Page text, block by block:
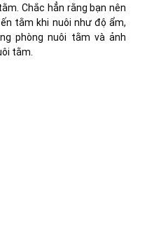
Chắc hẳn rằng bạn nên
tằm khi nuôi như độ ẩm,
phòng nuôi tằm và ảnh
tằm.